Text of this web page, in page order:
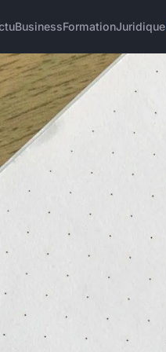
BusinessFormationJuridique